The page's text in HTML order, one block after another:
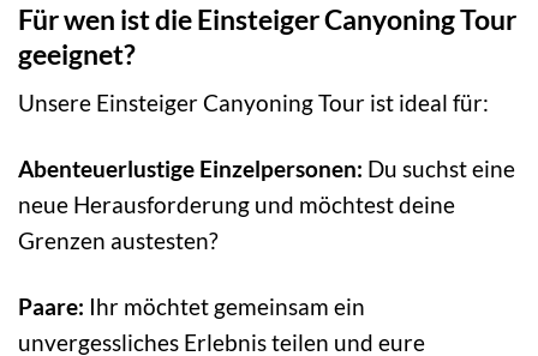
Für wen ist die Einsteiger Canyoning Tour
geeignet?
Unsere Einsteiger Canyoning Tour ist ideal für:
Abenteuerlustige Einzelpersonen: Du suchst eine
neue Herausforderung und möchtest deine
Grenzen austesten?
Paare: Ihr möchtet gemeinsam ein
unvergessliches Erlebnis teilen und eure